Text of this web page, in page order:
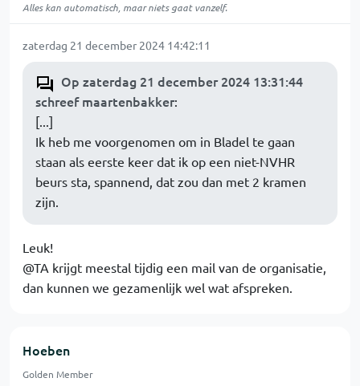
Alles kan automatisch, maar niets gaat vanzelf.
zaterdag 21 december 2024 14:42:11
Op zaterdag 21 december 2024 13:31:44
schreef maartenbakker:
[...]
Ik heb me voorgenomen om in Bladel te gaan
staan als eerste keer dat ik op een niet-NVHR
beurs sta, spannend, dat zou dan met 2 kramen
zijn.
Leuk!
@TA krijgt meestal tijdig een mail van de organisatie,
dan kunnen we gezamenlijk wel wat afspreken.
Hoeben
Golden Member